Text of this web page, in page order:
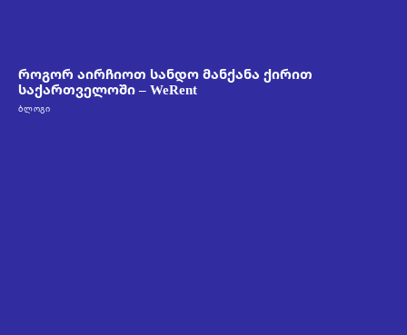
როგორ აირჩიოთ სანდო მანქანა ქირით
საქართველოში – WeRent
ᲑᲚᲝᲒᲘ